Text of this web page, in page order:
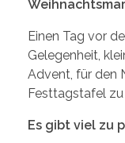
Einen Tag vor
Gelegenheit,
Advent, für den
Festtagstafel zu
Es gibt viel zu